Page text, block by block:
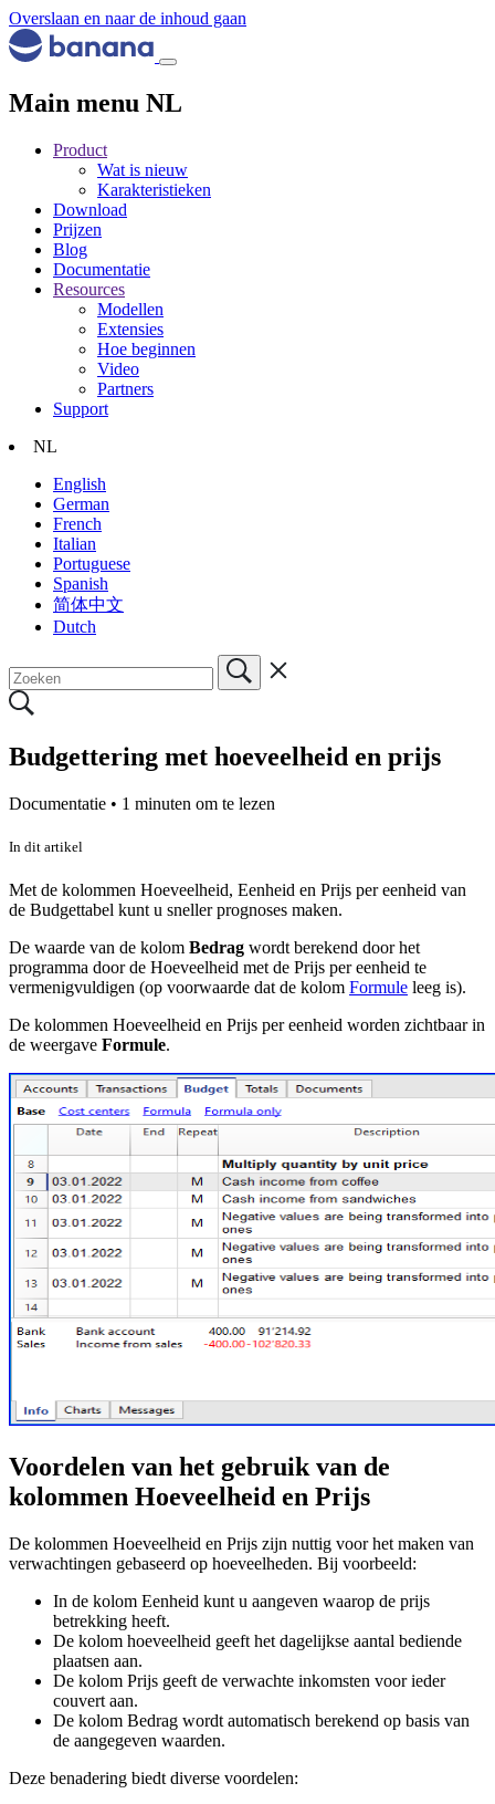
Overslaan en naar de inhoud gaan
Main menu NL
Product
Wat is nieuw
Karakteristieken
Download
Prijzen
Blog
Documentatie
Resources
Modellen
Extensies
Hoe beginnen
Video
Partners
Support
NL
English
German
French
Italian
Portuguese
Spanish
简体中文
Dutch
Budgettering met hoeveelheid en prijs
Documentatie • 1 minuten om te lezen
In dit artikel
Met de kolommen Hoeveelheid, Eenheid en Prijs per eenheid van
de Budgettabel kunt u sneller prognoses maken.
De waarde van de kolom Bedrag wordt berekend door het
programma door de Hoeveelheid met de Prijs per eenheid te
vermenigvuldigen (op voorwaarde dat de kolom Formule leeg is).
De kolommen Hoeveelheid en Prijs per eenheid worden zichtbaar in
de weergave Formule.
Voordelen van het gebruik van de
kolommen Hoeveelheid en Prijs
De kolommen Hoeveelheid en Prijs zijn nuttig voor het maken van
verwachtingen gebaseerd op hoeveelheden. Bij voorbeeld:
In de kolom Eenheid kunt u aangeven waarop de prijs
betrekking heeft.
De kolom hoeveelheid geeft het dagelijkse aantal bediende
plaatsen aan.
De kolom Prijs geeft de verwachte inkomsten voor ieder
couvert aan.
De kolom Bedrag wordt automatisch berekend op basis van
de aangegeven waarden.
Deze benadering biedt diverse voordelen: